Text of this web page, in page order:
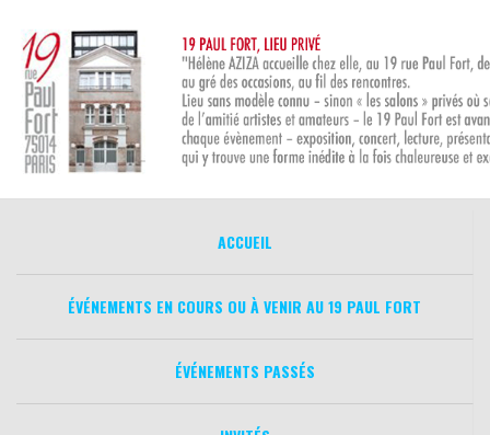
contenu
ACCUEIL
ÉVÉNEMENTS EN COURS OU À VENIR AU 19 PAUL FORT
ÉVÉNEMENTS PASSÉS